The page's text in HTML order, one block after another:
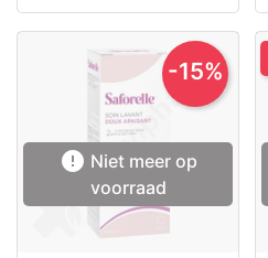
 Niet meer op
voorraad
-15%